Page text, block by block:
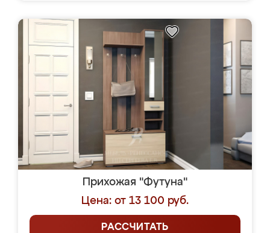
Прихожая "Футуна"
Цена: от 13 100 руб.
РАССЧИТАТЬ